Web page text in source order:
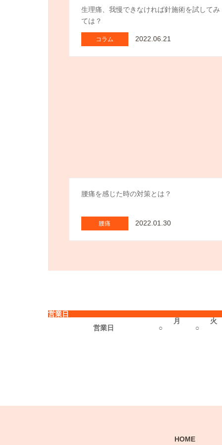
生理痛、我慢できなければ針施術を試してみ
ては？
コラム 2022.06.21
腰痛を感じた時の対策とは？
腰痛 2022.01.30
営業日
月
火
営業日
○ ○
HOME